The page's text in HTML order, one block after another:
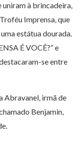
uniram à brincadeira,
Imprensa, que
estátua dourada.
É VOCÊ?” e
se entre
Abravanel, irmã de
Benjamin,